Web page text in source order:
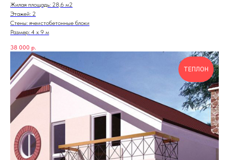
Жилая площадь: 28,6 м2
Этажей: 2
Стены: ячеистобетонные блоки
Размер: 4 х 9 м
38 000 р.
ТЕПЛОН